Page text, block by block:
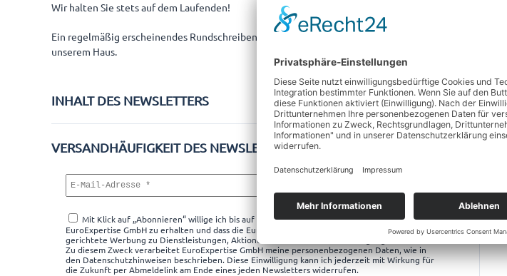
Wir halten Sie stets auf dem Laufenden!
Ein regelmäßig erscheinendes Rundschreiben zu aktuellen Themen und Neuigkeiten aus
unserem Haus.
INHALT DES NEWSLETTERS
VERSANDHÄUFIGKEIT DES NEWSLETTERS
Mit Klick auf „Abonnieren“ willige ich bis auf Widerruf ein, den Newsletter von
EuroExpertise GmbH zu erhalten und dass die EuroExpertise GmbH mir per E-Mail an mich
gerichtete Werbung zu Dienstleistungen, Aktionen und Zufriedenheitsbefragungen zusendet.
Zu diesem Zweck verarbeitet EuroExpertise GmbH meine personenbezogenen Daten, wie in
den Datenschutzhinweisen beschrieben. Diese Einwilligung kann ich jederzeit mit Wirkung für
die Zukunft per Abmeldelink am Ende eines jeden Newsletters widerrufen.